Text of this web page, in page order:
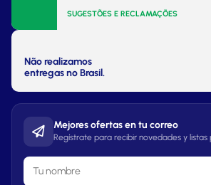
SUGESTÕES E RECLAMAÇÕES
Não realizamos
entregas no Brasil.
Mejores ofertas en tu correo
Regístrate para recibir novedades y listas